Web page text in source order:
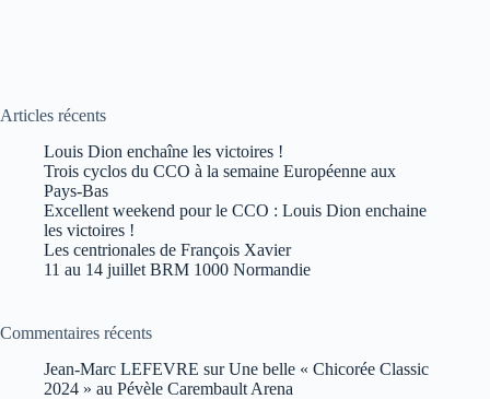
Articles récents
Louis Dion enchaîne les victoires !
Trois cyclos du CCO à la semaine Européenne aux
Pays-Bas
Excellent weekend pour le CCO : Louis Dion enchaine
les victoires !
Les centrionales de François Xavier
11 au 14 juillet BRM 1000 Normandie
Commentaires récents
Jean-Marc LEFEVRE surUne belle « Chicorée Classic
2024 » au Pévèle Carembault Arena